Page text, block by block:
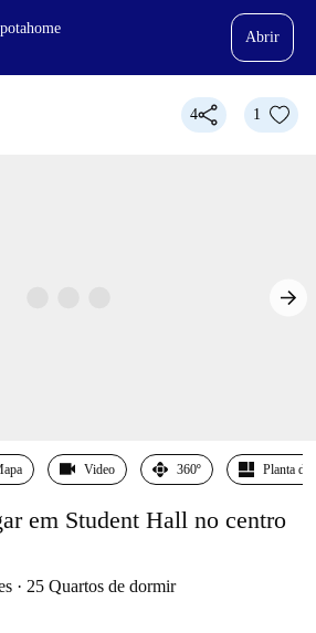
Abrir
4 1
Video 360º Planta
em Student Hall no centro
25 Quartos de dormir